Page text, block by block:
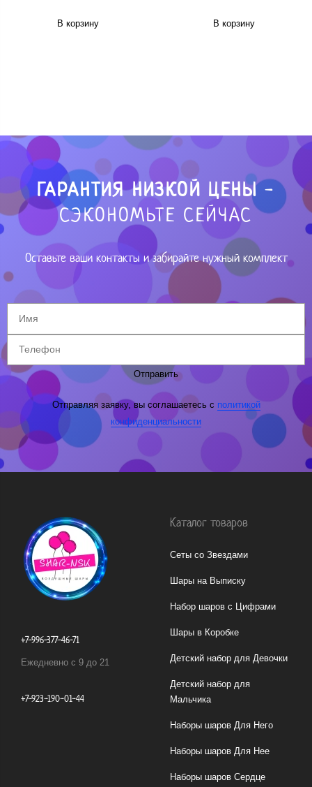
В корзину В корзину
ГАРАНТИЯ НИЗКОЙ ЦЕНЫ-
СЭКОНОМЬТЕ СЕЙЧАС
Оставьте ваши контакты и забирайте нужный комплект
Отправить
Отправляя заявку, вы соглашаетесь с политикой
конфиденциальности
+7-996-377-46-71
Ежедневно с 9 до 21
+7-923-190-01-44
Каталог товаров
Сеты со Звездами
Шары на Выписку
Набор шаров с Цифрами
Шары в Коробке
Детский набор для Девочки
Детский набор для
Мальчика
Наборы шаров Для Него
Наборы шаров Для Нее
Наборы шаров Сердце